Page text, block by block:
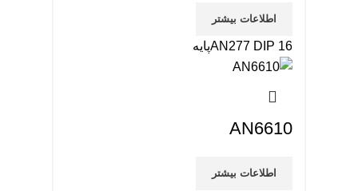
اطلاعات بیشتر
AN277 DIP 16پایه
AN6610
اطلاعات بیشتر